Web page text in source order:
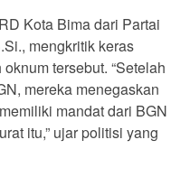
Kota Bima dari Partai
mengkritik keras
tersebut. “Setelah
mereka menegaskan
mandat dari BGN
itu,” ujar politisi yang